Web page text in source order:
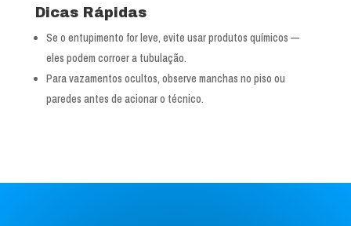
Dicas Rápidas
Se o entupimento for leve, evite usar produtos químicos —
eles podem corroer a tubulação.
Para vazamentos ocultos, observe manchas no piso ou
paredes antes de acionar o técnico.